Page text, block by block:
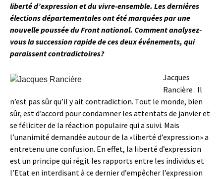
liberté d’expression et du vivre-ensemble. Les dernières
élections départementales ont été marquées par une
nouvelle poussée du Front national. Comment analysez-
vous la succession rapide de ces deux événements, qui
paraissent contradictoires?
Jacques
Rancière : Il
n’est pas sûr qu’il y ait contradiction. Tout le monde, bien
sûr, est d’accord pour condamner les attentats de janvier et
se féliciter de la réaction populaire qui a suivi. Mais
l’unanimité demandée autour de la «liberté d’expression» a
entretenu une confusion. En effet, la liberté d’expression
est un principe qui régit les rapports entre les individus et
l’Etat en interdisant à ce dernier d’empêcher l’expression